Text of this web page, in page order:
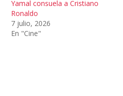
Yamal consuela a Cristiano
Ronaldo
7 julio, 2026
En "Cine"